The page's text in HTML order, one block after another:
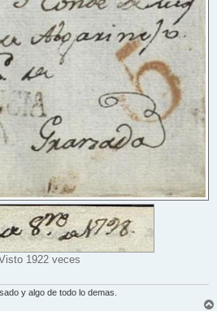
1922 veces
y algo de todo lo demas.